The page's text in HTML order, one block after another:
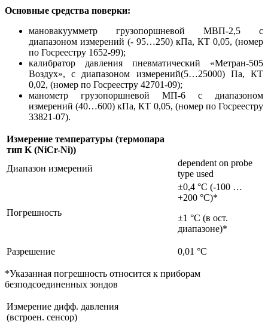
Основные средства поверки:
мановакуумметр грузопоршневой МВП-2,5 с
диапазоном измерений (- 95…250) кПа, КТ 0,05, (номер
по Госреестру 1652-99);
калибратор давления пневматический «Метран-505
Воздух», с диапазоном измерений(5…25000) Па, КТ
0,02, (номер по Госреестру 42701-09);
манометр грузопоршневой МП-6 с диапазоном
измерений (40…600) кПа, КТ 0,05, (номер по Госреестру
33821-07).
Измерение температуры (термопара
тип K (NiCr-Ni))
Диапазон измерений
dependent on probe
type used
Погрешность
±0,4 °C (-100 …
+200 °C)*
±1 °C (в ост.
диапазоне)*
Разрешение 0,01 °C
*Указанная погрешность относится к приборам
безподсоединенных зондов
Измерение дифф. давления
(встроен. сенсор)